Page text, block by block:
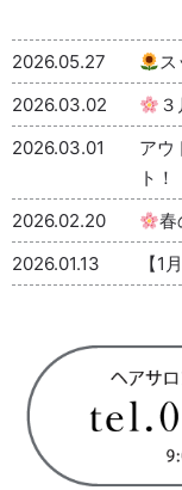
2026.05.27
ス
2026.03.02
2026.03.01
アウ
ト！
2026.02.20
春
2026.01.13
【1